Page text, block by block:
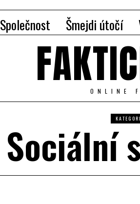
Společnost Šmejdi útočí
ONLINE
Sociální